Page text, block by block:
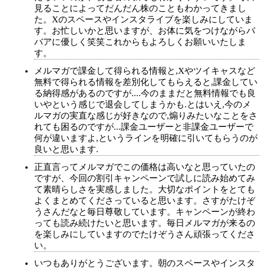
見ることによってだんだん株のこともわかってきまし
た。Xのスペースやインスタライブを楽しみにしていま
す。お忙しいかと思いますが、お体に気をつけながらバ
バアに優しく笑笑これからもよろしくお願いいたしま
す。
メルマガで課金して得られる情報と,Xやツイキャスなど
無料で得られる情報を差別化してもらえると,課金してい
る納得感があるのですが....今のままだと無料情報でも良
いやという感じで退会してしまうかも.とはいえ,今のメ
ルマガの実直な感じが好きなので,煽りみたいなことをさ
れても困るのですが...課金ユーザーと非課金ユーザーで
何が違いますよ,というラインを明確に引いてもらうのが
良いと思います.
正直言ってメルマガでこの価格は高いなと思っていたの
ですが、今回の割引キャンペーンで試しに読み始めてみ
て素晴らしさを実感しました。大切なポイントをとても
よくまとめてくださっていると思います。さすがたけぞ
うさんだなと毎日尊敬しています。キャンペーンが終わ
っても読み続けたいと思います。毎日メルマガが来るの
を楽しみにしていますのでたけぞうさん頑張ってくださ
い。
いつもありがとうございます。朝のスペースやインスタ